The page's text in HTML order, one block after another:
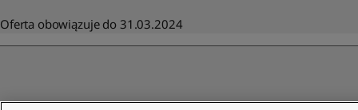
Oferta obowiązuje do 31.03.2024